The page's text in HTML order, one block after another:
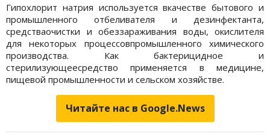
Гипохлорит натрия используется вкачестве бытового и
промышленного отбеливателя и дезинфектанта,
средстваочистки и обеззараживания воды, окислителя
для некоторых процессовпромышленного химического
производства. Как бактерицидное и
стерилизующеесредство применяется в медицине,
пищевой промышленности и сельском хозяйстве.
Читайте нас в Google.News